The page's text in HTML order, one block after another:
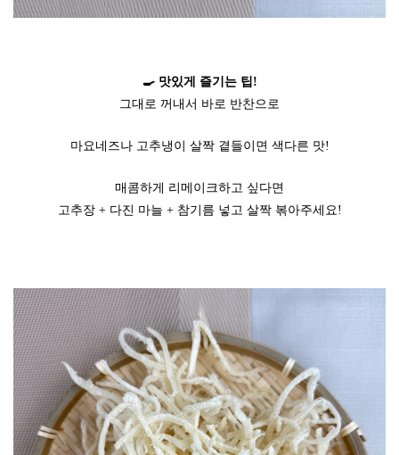
🍳 맛있게 즐기는 팁!
그대로 꺼내서 바로 반찬으로
마요네즈나 고추냉이 살짝 곁들이면 색다른 맛!
매콤하게 리메이크하고 싶다면
고추장 + 다진 마늘 + 참기름 넣고 살짝 볶아주세요!